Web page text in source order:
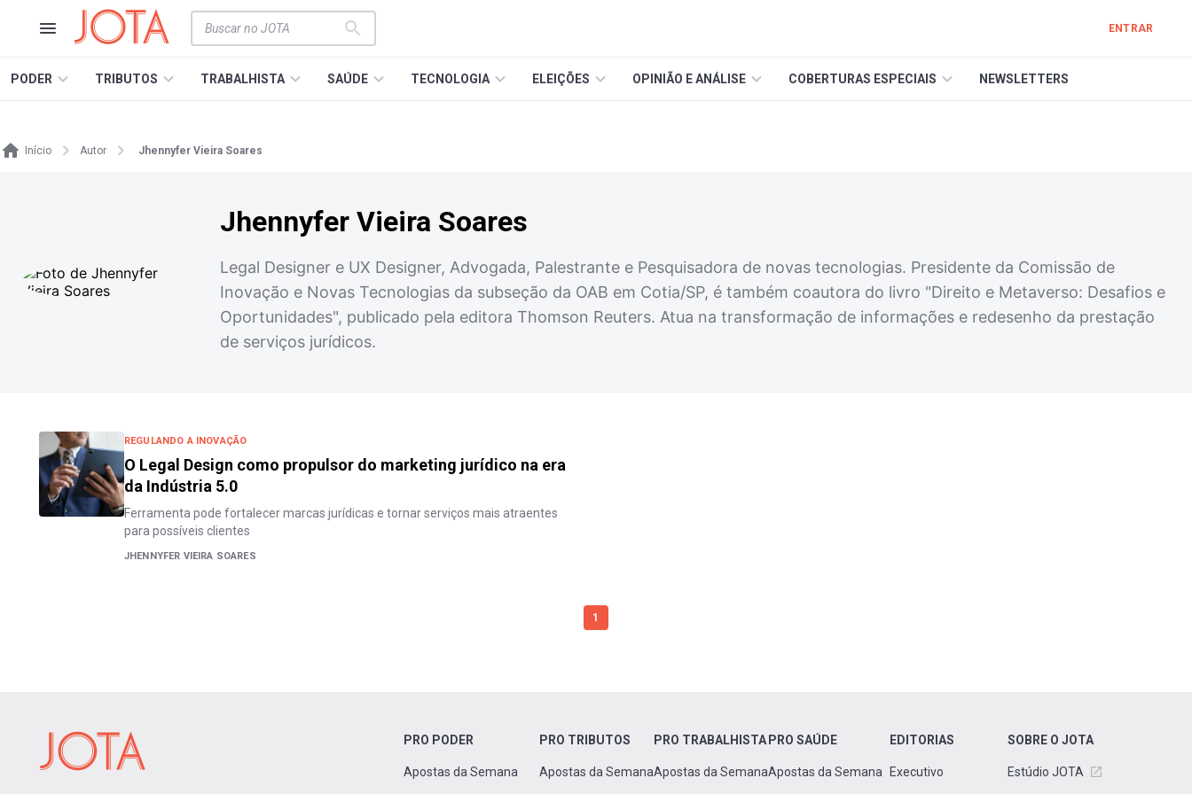
ENTRAR
PODER TRIBUTOS TRABALHISTA SAÚDE TECNOLOGIA ELEIÇÕES OPINIÃO E ANÁLISE COBERTURAS ESPECIAIS NEWSLETTERS
Início Autor Jhennyfer Vieira Soares
Jhennyfer Vieira Soares
Legal Designer e UX Designer, Advogada, Palestrante e Pesquisadora de novas tecnologias. Presidente da Comissão de
Inovação e Novas Tecnologias da subseção da OAB em Cotia/SP, é também coautora do livro "Direito e Metaverso: Desafios e
Oportunidades", publicado pela editora Thomson Reuters. Atua na transformação de informações e redesenho da prestação
de serviços jurídicos.
REGULANDO A INOVAÇÃO
O Legal Design como propulsor do marketing jurídico na era
da Indústria 5.0
Ferramenta pode fortalecer marcas jurídicas e tornar serviços mais atraentes
para possíveis clientes
JHENNYFER VIEIRA SOARES
1
PRO PODER
Apostas da Semana
PRO TRIBUTOS
Apostas da Semana
PRO TRABALHISTA
Apostas da Semana
PRO SAÚDE
Apostas da Semana
EDITORIAS
Executivo
SOBRE O JOTA
Estúdio JOTA